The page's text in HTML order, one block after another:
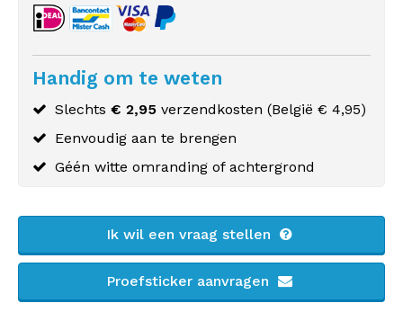
Handig om te weten
Slechts € 2,95 verzendkosten (België € 4,95)
Eenvoudig aan te brengen
Géén witte omranding of achtergrond
Ik wil een vraag stellen
Proefsticker aanvragen